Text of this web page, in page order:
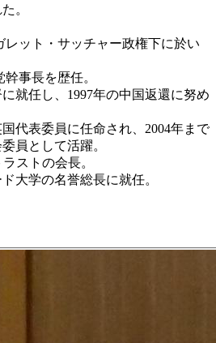
。
ット・サッチャー政権下に於い
事長を歴任。
就任し、1997年の中国返還に努め
代表委員に任命され、2004年まで
員として活躍。
ストの会長。
大学の名誉総長に就任。